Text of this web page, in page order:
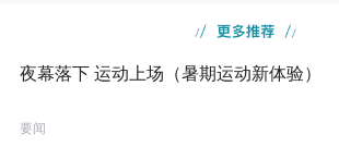
夜幕落下 运动上场（暑期运动新体验）
要闻